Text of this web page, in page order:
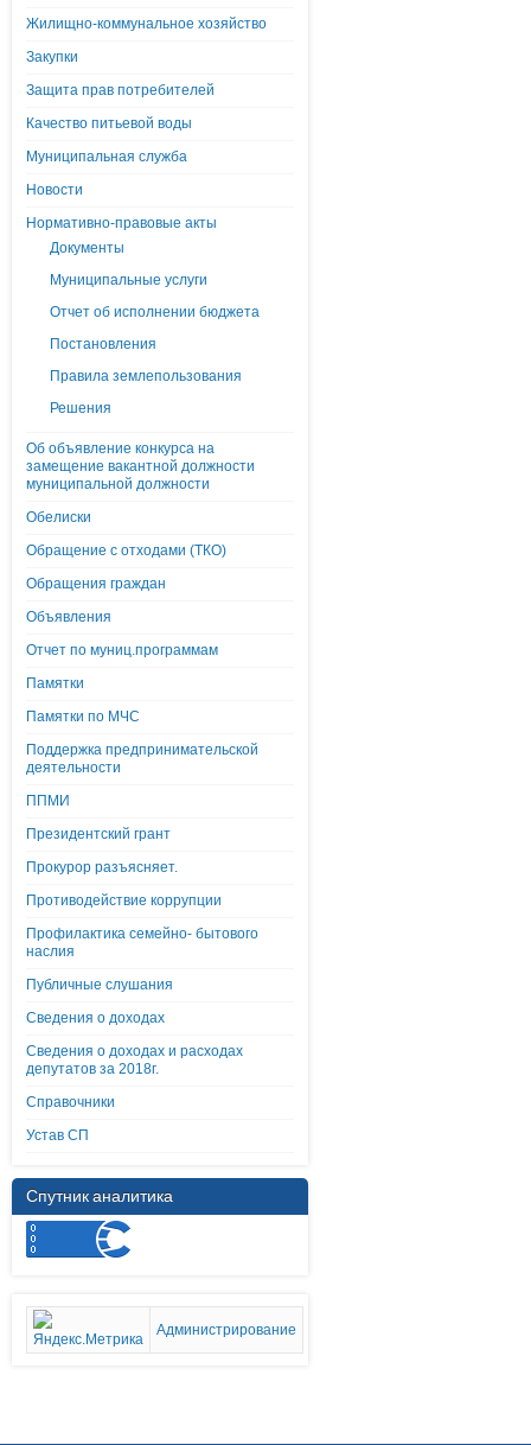
Жилищно-коммунальное хозяйство
Закупки
Защита прав потребителей
Качество питьевой воды
Муниципальная служба
Новости
Нормативно-правовые акты
Документы
Муниципальные услуги
Отчет об исполнении бюджета
Постановления
Правила землепользования
Решения
Об объявление конкурса на
замещение вакантной должности
муниципальной должности
Обелиски
Обращение с отходами (ТКО)
Обращения граждан
Объявления
Отчет по муниц.программам
Памятки
Памятки по МЧС
Поддержка предпринимательской
деятельности
ППМИ
Президентский грант
Прокурор разъясняет.
Противодействие коррупции
Профилактика семейно- бытового
наслия
Публичные слушания
Сведения о доходах
Сведения о доходах и расходах
депутатов за 2018г.
Справочники
Устав СП
Спутник аналитика
Администрирование